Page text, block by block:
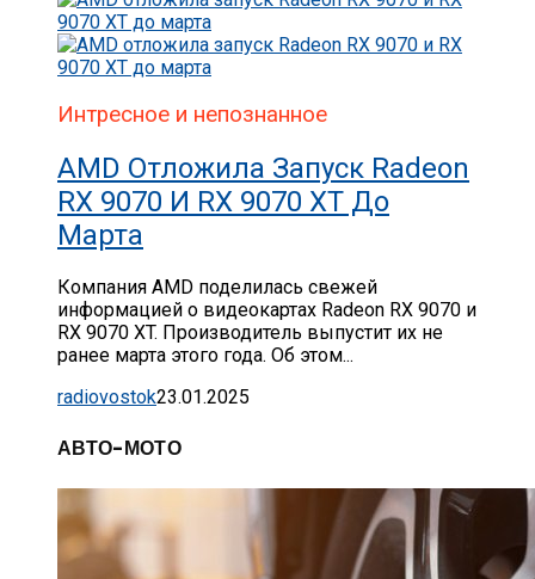
Интресное и непознанное
AMD Отложила Запуск Radeon
RX 9070 И RX 9070 XT До
Марта
Компания AMD поделилась свежей
информацией о видеокартах Radeon RX 9070 и
RX 9070 XT. Производитель выпустит их не
ранее марта этого года. Об этом...
radiovostok23.01.2025
АВТО-МОТО